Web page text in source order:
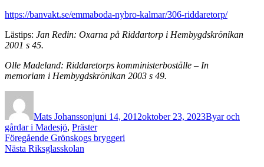
https://banvakt.se/emmaboda-nybro-kalmar/306-riddaretorp/
Lästips: Jan Redin: Oxarna på Riddartorp i Hembygdskrönikan
2001 s 45.
Olle Madeland: Riddaretorps komministerboställe – In
memoriam i Hembygdskrönikan 2003 s 49.
Mats Johanssonjuni 14, 2012oktober 23, 2023Byar och
gårdar i Madesjö, Präster
Inläggsnavigering
Föregående Föregående
inlägg:
Grönskogs bryggeri
Nästa Nästa
Riksglasskolan